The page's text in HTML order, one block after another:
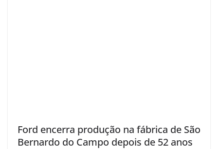
Ford encerra produção na fábrica de São
Bernardo do Campo depois de 52 anos